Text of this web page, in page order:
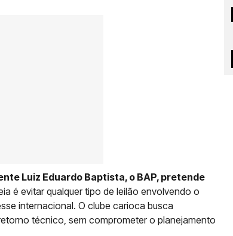
Luiz Eduardo Baptista, o BAP, pretende
é evitar qualquer tipo de leilão envolvendo o
internacional. O clube carioca busca
técnico, sem comprometer o planejamento